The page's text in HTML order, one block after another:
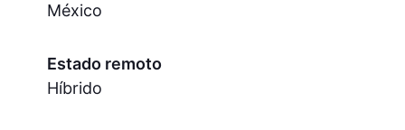
México
Estado remoto
Híbrido